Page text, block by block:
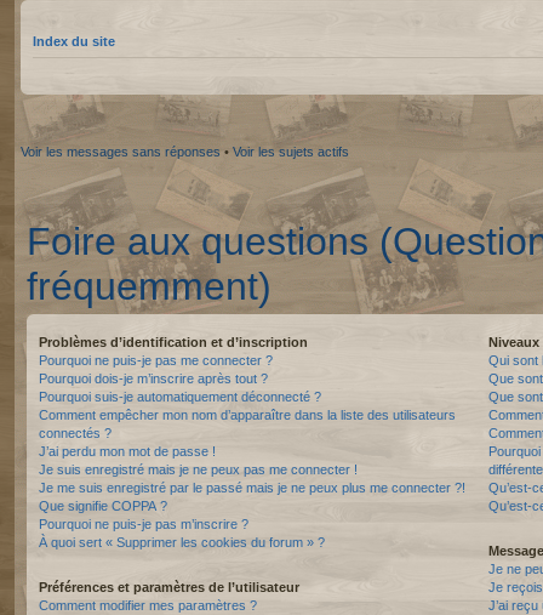
Index du site
Voir les messages sans réponses • Voir les sujets actifs
Foire aux questions
fréquemment)
Problèmes d’identification et d’inscription
Pourquoi ne puis-je pas me connecter ?
Pourquoi dois-je m’inscrire après tout ?
Pourquoi suis-je automatiquement déconnecté ?
Comment empêcher mon nom d’apparaître dans la liste des utilisateurs
connectés ?
J’ai perdu mon mot de passe !
Je suis enregistré mais je ne peux pas me connecter !
Je me suis enregistré par le passé mais je ne peux plus me connecter ?!
Que signifie COPPA ?
Pourquoi ne puis-je pas m’inscrire ?
À quoi sert « Supprimer les cookies du forum » ?
Préférences et paramètres de l’utilisateur
Comment modifier mes paramètres ?
Niveaux
Qui sont
Que
Que
Qu’est-
Qu’est-
Je ne
Je
J’ai